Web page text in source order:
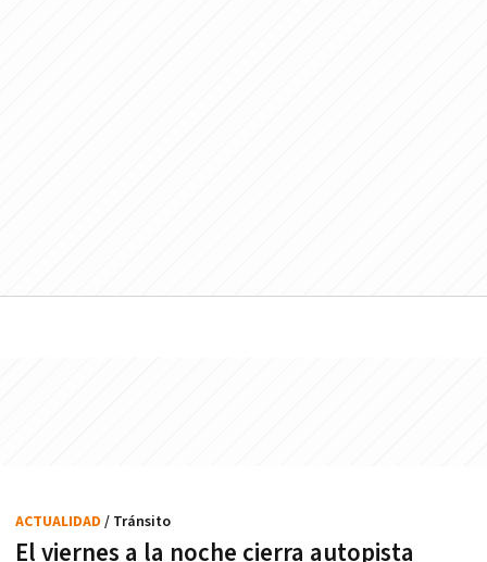
El viernes a la noche cierra autopista
ACTUALIDAD / Tránsito